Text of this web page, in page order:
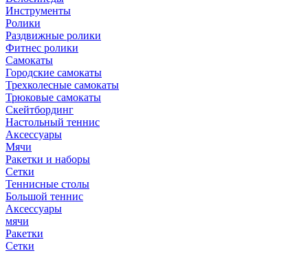
Инструменты
Ролики
Раздвижные ролики
Фитнес ролики
Самокаты
Городские самокаты
Трехколесные самокаты
Трюковые самокаты
Скейтбординг
Настольный теннис
Аксессуары
Мячи
Ракетки и наборы
Сетки
Теннисные столы
Большой теннис
Аксессуары
мячи
Ракетки
Сетки